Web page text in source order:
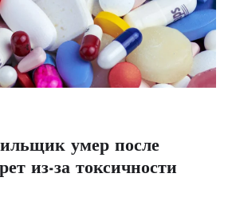
умер после
из-за токсичности